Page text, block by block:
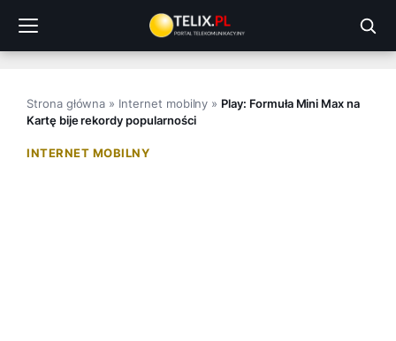
treści
Strona główna » Internet mobilny » Play: Formuła Mini Max na
Kartę bije rekordy popularności
INTERNET MOBILNY